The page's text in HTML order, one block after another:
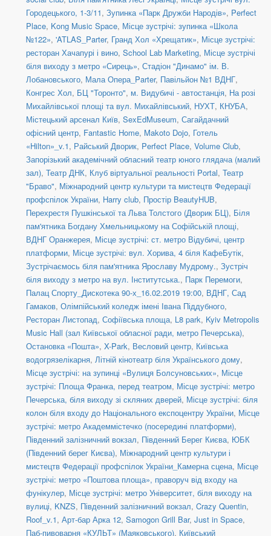
Городецького, 1-3/11, Зупинка «Парк Дружби Народів», Perfect
Place, Kong Music Space, Місце зустрічі: зупинка «Школа
№122», 'ATLAS_Parter, Гранд Хол «Хрещатик», Місце зустрічі:
ресторан Хачапурі і вино, School Lab Marketing, Місце зустрічі
біля виходу з метро «Сирець», Стадіон "Динамо" ім. В.
Лобановського, Мала Опера_Parter, Павільйон №1 ВДНГ,
Конгрес Хол, БЦ "Торонто", м. Видубичі - автостанція, На розі
Михайлівської площі та вул. Михайлівський, НУХТ, КНУБА,
Містецький арсенал Київ, SexEdMuseum, Сагайдачний
офісний центр, Fantastic Home, Makoto Dojo, Готель
«Hilton»_v.1, Райський Дворик, Perfect Place, Volume Club,
Запорізький академічний обласний театр юного глядача (малий
зал), Театр ДНК, Клуб віртуальної реальності Portal, Театр
"Браво", Міжнародний центр культури та мистецтв Федерації
профспілок України, Harry club, Простір BeautyHUB,
Перехрестя Пушкінської та Льва Толстого (Дворик БЦ), Біля
пам'ятника Богдану Хмельницькому на Софійській площі,
ВДНГ Оранжерея, Місце зустрічі: ст. метро Відубичі, центр
платформи, Місце зустрічі: вул. Хорива, 4 біля КафеБутік,
Зустрічаємось біля пам'ятника Ярославу Мудрому., Зустріч
біля виходу з метро на вул. Інститутська., Парк Перемоги,
Палац Спорту_Дискотека 90-х_16.02.2019 19:00, ВДНГ, Сад
Гамаков, Олімпійський коледж імені Івана Піддубного,
Ресторан Листопад, Софіївська площа, L8 park, Kyiv Metropolis
Music Hall (зал Київської обласної ради, метро Печерська),
Остановка «Пошта», X-Park, Весловий центр, Київська
водогрязелікарня, Літній кінотеатр біля Українського дому,
Місце зустрічі: на зупинці «Вулиця Болсуновських», Місце
зустрічі: Площа Франка, перед театром, Місце зустрічі: метро
Печерська, біля виходу зі скляних дверей, Місце зустрічі: біля
колон біля входу до Національного експоцентру України, Місце
зустрічі: метро Академмістечко (посередині платформи),
Південний залізничний вокзал, Південний Берег Києва, ЮБК
(Південний берег Києва), Міжнародний центр культури і
мистецтв Федерації профспілок України_Камерна сцена, Місце
зустрічі: метро «Поштова площа», праворуч від входу на
фунікулер, Місце зустрічі: метро Університет, біля виходу на
вулиці, KNZS, Південний залізничний вокзал, Crazy Quentin,
Roof_v.1, Арт-бар Арка 12, Samogon Grill Bar, Just in Space,
Паб-пивоварня «КУЛЬТ» (Маяковського), Київський